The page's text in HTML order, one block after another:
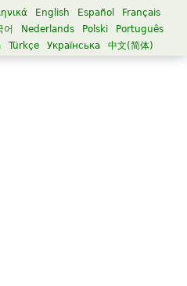
English Español
Français
어 Nederlands Polski
Português
Türkçe Українська 中文(简体)